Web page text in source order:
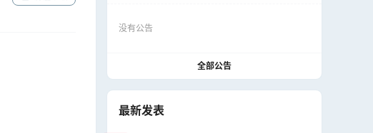
没有公告
全部公告
最新发表